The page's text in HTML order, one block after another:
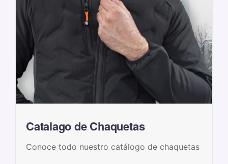
Catalago de Chaquetas
Conoce todo nuestro catálogo de chaquetas